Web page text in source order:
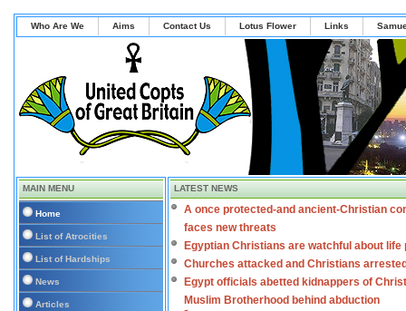
Who Are We Aims Contact Us Lotus Flower Links
MAIN MENU
Home
List of Atrocities
List of Hardships
News
Articles
LATEST NEWS
A once protected-and ancient-Christian
faces new threats
Egyptian Christians are watchful about life
Churches attacked and Christians
Egypt officials abetted kidnappers of
Muslim Brotherhood behind abduction